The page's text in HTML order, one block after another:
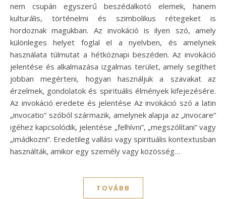
nem csupán egyszerű beszédalkotó elemek, hanem
kulturális, történelmi és szimbolikus rétegeket is
hordoznak magukban. Az invokáció is ilyen szó, amely
különleges helyet foglal el a nyelvben, és amelynek
használata túlmutat a hétköznapi beszéden. Az invokáció
jelentése és alkalmazása izgalmas terület, amely segíthet
jobban megérteni, hogyan használjuk a szavakat az
érzelmek, gondolatok és spirituális élmények kifejezésére.
Az invokáció eredete és jelentése Az invokáció szó a latin
„invocatio” szóból származik, amelynek alapja az „invocare”
igéhez kapcsolódik, jelentése „felhívni”, „megszólítani” vagy
„imádkozni”. Eredetileg vallási vagy spirituális kontextusban
használták, amikor egy személy vagy közösség…
TOVÁBB